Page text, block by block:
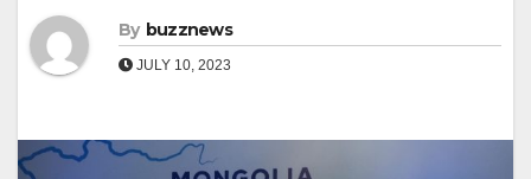
By buzznews
JULY 10, 2023